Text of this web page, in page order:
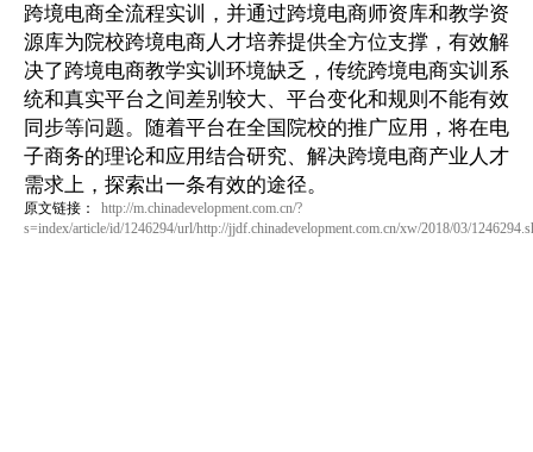
跨境电商全流程实训，并通过跨境电商师资库和教学资
源库为院校跨境电商人才培养提供全方位支撑，有效解
决了跨境电商教学实训环境缺乏，传统跨境电商实训系
统和真实平台之间差别较大、平台变化和规则不能有效
同步等问题。随着平台在全国院校的推广应用，将在电
子商务的理论和应用结合研究、解决跨境电商产业人才
需求上，探索出一条有效的途径。
原文链接：
http://m.chinadevelopment.com.cn/?
s=index/article/id/1246294/url/http://jjdf.chinadevelopment.com.cn/xw/2018/03/